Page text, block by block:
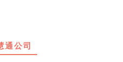
通公司